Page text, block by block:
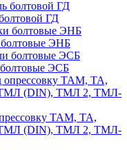
ГД
ЭНБ
ЭСБ
ТАМ, ТА,
(DIN), ТМЛ 2, ТМЛ-